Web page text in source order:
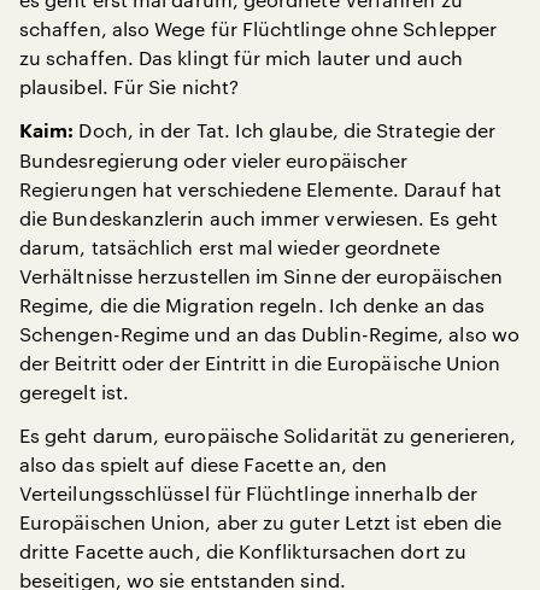
schaffen, also Wege für Flüchtlinge ohne Schlepper
zu schaffen. Das klingt für mich lauter und auch
plausibel. Für Sie nicht?
Kaim: Doch, in der Tat. Ich glaube, die Strategie der
Bundesregierung oder vieler europäischer
Regierungen hat verschiedene Elemente. Darauf hat
die Bundeskanzlerin auch immer verwiesen. Es geht
darum, tatsächlich erst mal wieder geordnete
Verhältnisse herzustellen im Sinne der europäischen
Regime, die die Migration regeln. Ich denke an das
Schengen-Regime und an das Dublin-Regime, also wo
der Beitritt oder der Eintritt in die Europäische Union
geregelt ist.
Es geht darum, europäische Solidarität zu generieren,
also das spielt auf diese Facette an, den
Verteilungsschlüssel für Flüchtlinge innerhalb der
Europäischen Union, aber zu guter Letzt ist eben die
dritte Facette auch, die Konfliktursachen dort zu
beseitigen, wo sie entstanden sind.